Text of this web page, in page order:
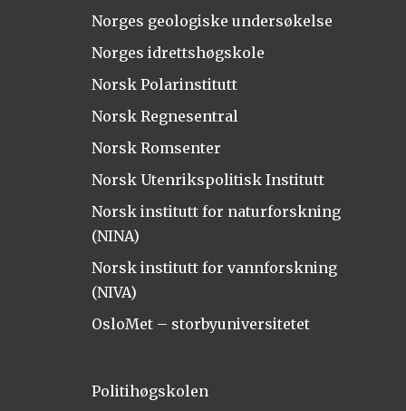
Norges geologiske undersøkelse
Norges idrettshøgskole
Norsk Polarinstitutt
Norsk Regnesentral
Norsk Romsenter
Norsk Utenrikspolitisk Institutt
Norsk institutt for naturforskning
(NINA)
Norsk institutt for vannforskning
(NIVA)
OsloMet – storbyuniversitetet
Politihøgskolen